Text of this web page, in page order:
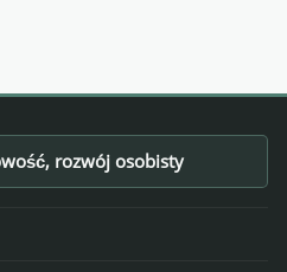
rozwój osobisty